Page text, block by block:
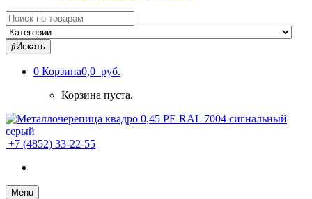
Search
for:
Искать
0 Корзина0,0 руб.
Корзина пуста.
+7 (4852) 33-22-55
Menu